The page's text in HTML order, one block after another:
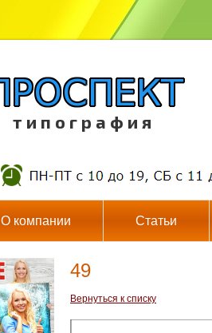
т и п о г р а ф и я
О компании Статьи
49
Вернуться к списку